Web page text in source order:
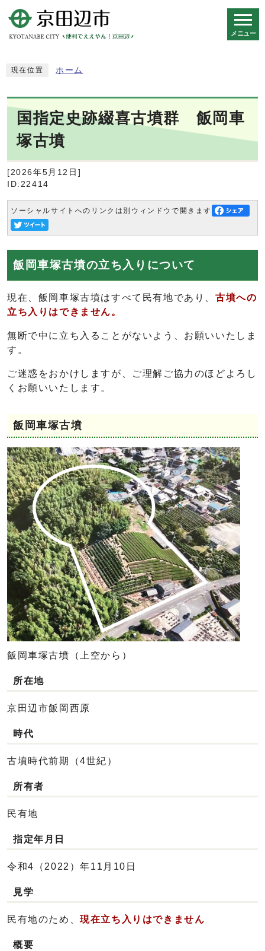
メニュー
現在位置 ホーム
国指定史跡綴喜古墳群 飯岡車
塚古墳
[2026年5月12日]
ID:22414
ソーシャルサイトへのリンクは別ウィンドウで開きます
飯岡車塚古墳の立ち入りについて
現在、飯岡車塚古墳はすべて民有地であり、 古墳への
立ち入りはできません。
無断で中に立ち入ることがないよう、お願いいたしま
す。
ご迷惑をおかけしますが、ご理解ご協力のほどよろし
くお願いいたします。
飯岡車塚古墳
飯岡車塚古墳（上空から）
所在地
京田辺市飯岡西原
時代
古墳時代前期（4世紀）
所有者
民有地
指定年月日
令和4（2022）年11月10日
見学
民有地のため、現在立ち入りはできません
概要